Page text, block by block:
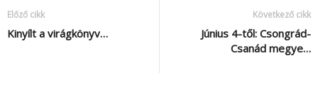
Előző cikk
Kinyílt a virágkönyv…
Következő cikk
Június 4-től: Csongrád-
Csanád megye…